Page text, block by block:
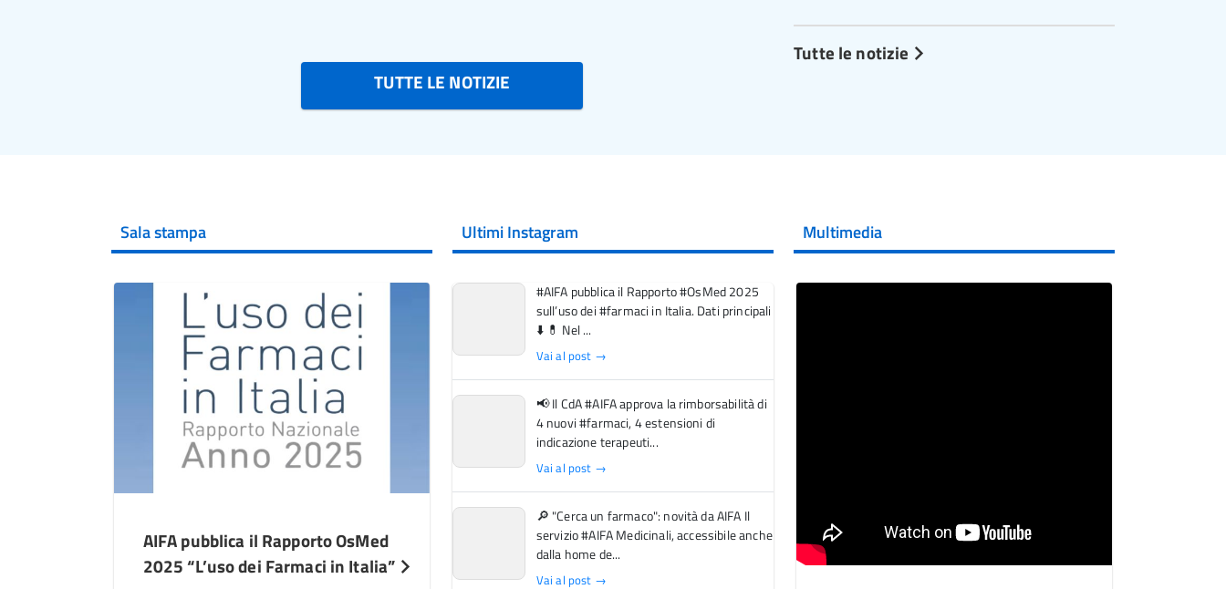
TUTTE LE NOTIZIE
Tutte le notizie
Sala stampa
AIFA pubblica il Rapporto OsMed
2025 “L’uso dei Farmaci in Italia”
Ultimi Instagram
#AIFA pubblica il Rapporto #OsMed 2025
sull’uso dei #farmaci in Italia. Dati principali
⬇️ 💊 Nel ...
Vai al post →
📢 Il CdA #AIFA approva la rimborsabilità di
4 nuovi #farmaci, 4 estensioni di
indicazione terapeuti...
Vai al post →
🔎 "Cerca un farmaco": novità da AIFA Il
servizio #AIFA Medicinali, accessibile anche
dalla home de...
Vai al post →
Multimedia